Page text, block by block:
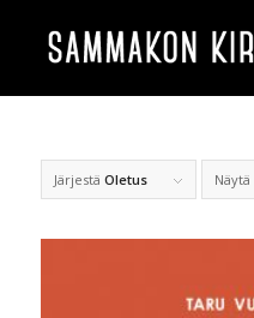
Järjestä Oletus Näytä